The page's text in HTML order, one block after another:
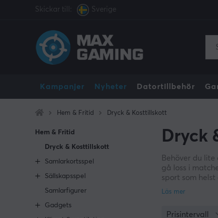
Skickar till: Sverige
Kampanjer Nyheter Datortillbehör
Hem & Fritid Dryck & Kosttillskott
Hem & Fritid
Dryck & Kosttillskott
Samlarkortsspel
Sällskapsspel
Samlarfigurer
Gadgets
Dryck
Behöver du
gå loss i
sport som
gamers som
Prisintervall